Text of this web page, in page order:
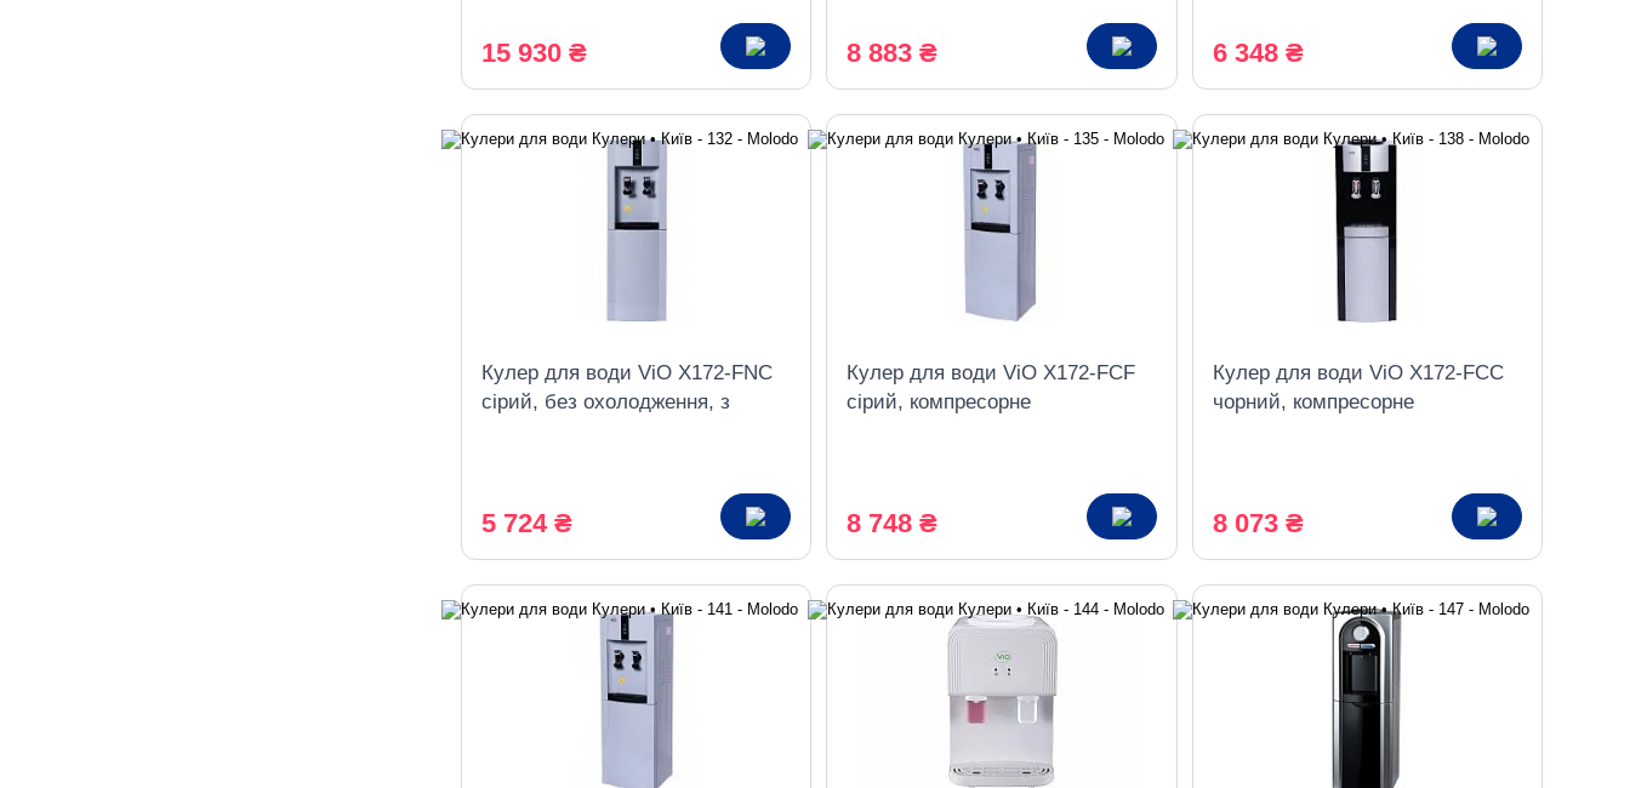
15 930 ₴ 8 883 ₴ 6 348 ₴
Кулер для води ViO X172-FNC
сірий, без охолодження, з
5 724 ₴
Кулер для води ViO X172-FCF
сірий, компресорне
8 748 ₴
Кулер для води ViO X172-FCC
чорний, компресорне
8 073 ₴